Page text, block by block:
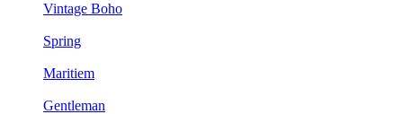
Vintage Boho
Spring
Maritiem
Gentleman